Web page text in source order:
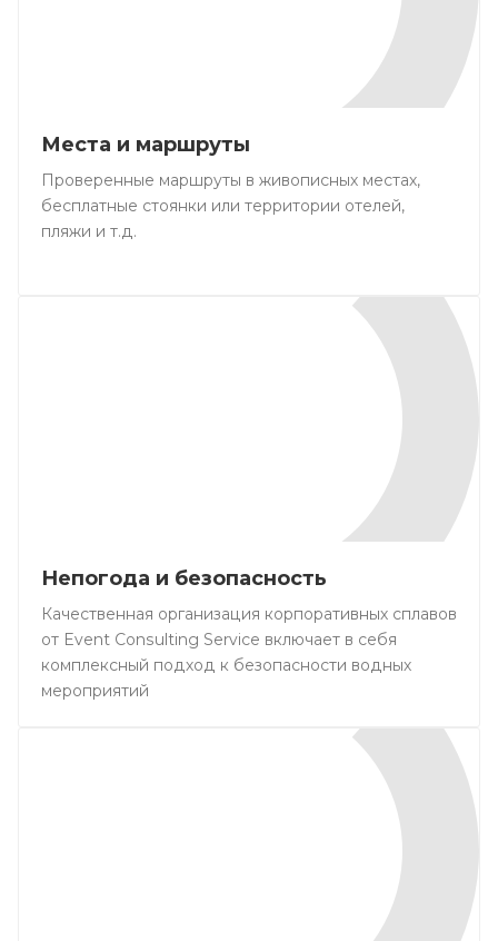
Места и маршруты
Проверенные маршруты в живописных местах,
бесплатные стоянки или территории отелей,
пляжи и т.д.
Непогода и безопасность
Качественная организация корпоративных сплавов
от Event Consulting Service включает в себя
комплексный подход к безопасности водных
мероприятий